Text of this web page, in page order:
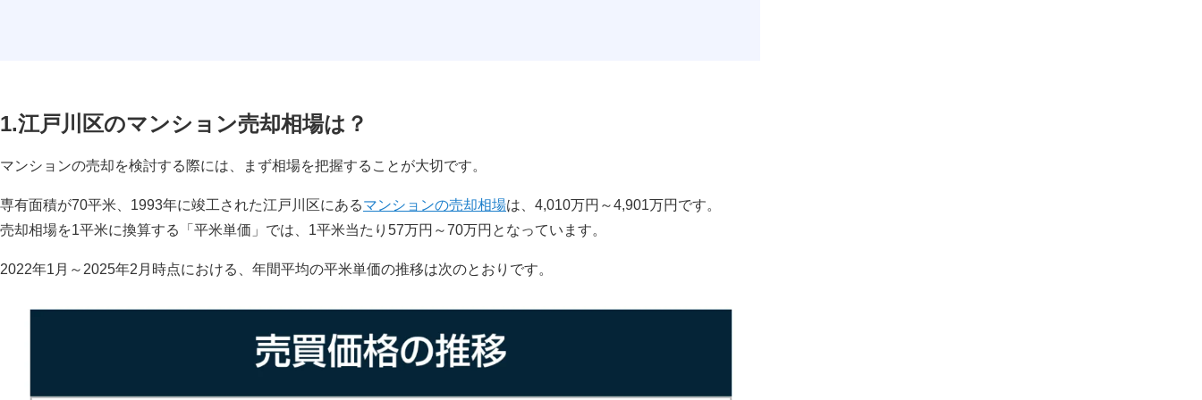
1.江戸川区のマンション売却相場は？
マンションの売却を検討する際には、まず相場を把握することが大切です。
専有面積が70平米、1993年に竣工された江戸川区にあるマンションの売却相場は、4,010万円～4,901万円です。
売却相場を1平米に換算する「平米単価」では、1平米当たり57万円～70万円となっています。
2022年1月～2025年2月時点における、年間平均の平米単価の推移は次のとおりです。